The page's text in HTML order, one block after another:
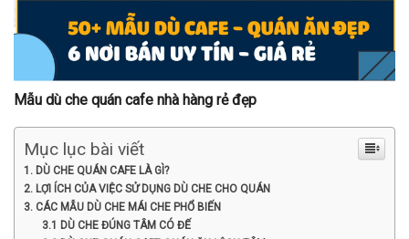
Mẫu dù che quán cafe nhà hàng rẻ đẹp
Mục lục bài viết
1. DÙ CHE QUÁN CAFE LÀ GÌ?
2. LỢI ÍCH CỦA VIỆC SỬ DỤNG DÙ CHE CHO QUÁN
3. CÁC MẪU DÙ CHE MÁI CHE PHỔ BIẾN
3.1 DÙ CHE ĐÚNG TÂM CÓ ĐẾ